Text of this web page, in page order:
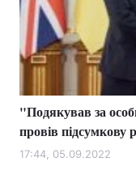
"Подякував за
провів
17:44, 05.09.2022